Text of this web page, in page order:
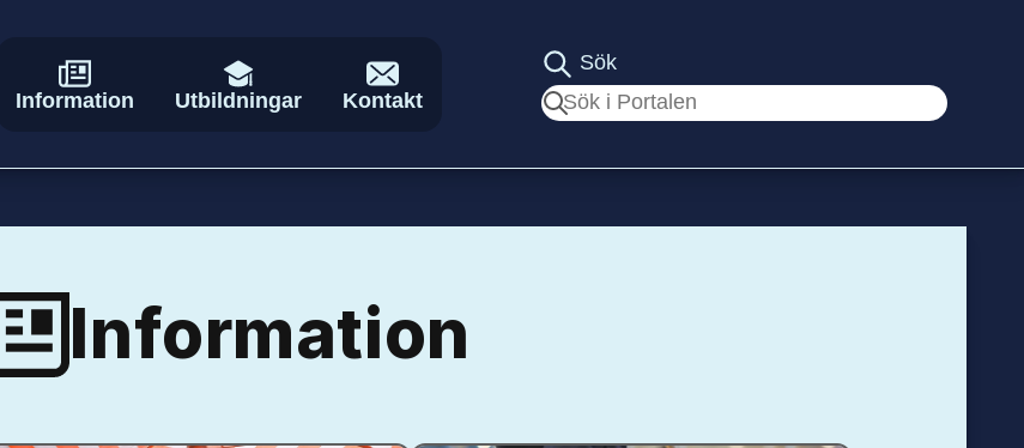
Information Utbildningar Kontakt
Sök
Sök
Information